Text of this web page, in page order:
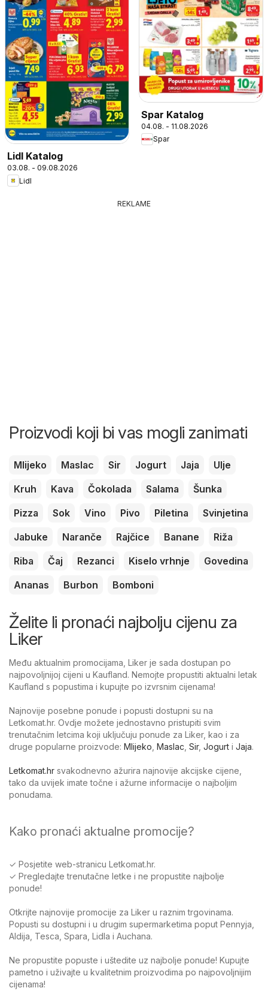
Lidl Katalog
03.08. - 09.08.2026
Lidl
Spar Katalog
04.08. - 11.08.2026
Spar
REKLAME
Proizvodi koji bi vas mogli zanimati
Mlijeko Maslac Sir Jogurt Jaja
Ulje
Kruh
Kava Čokolada Salama
Šunka
Pizza
Sok Vino Pivo Piletina
Svinjetina
Jabuke
Naranče Rajčice Banane
Riža
Riba
Čaj Rezanci Kiselo vrhnje
Govedina
Ananas
Burbon Bomboni
Želite li pronaći najbolju cijenu za
Liker
Među aktualnim promocijama, Liker je sada dostupan po
najpovoljnijoj cijeni u Kaufland. Nemojte propustiti aktualni letak
Kaufland s popustima i kupujte po izvrsnim cijenama!
Najnovije posebne ponude i popusti dostupni su na
Letkomat.hr. Ovdje možete jednostavno pristupiti svim
trenutačnim letcima koji uključuju ponude za Liker, kao i za
druge popularne proizvode: Mlijeko Maslac Sir, Jogurt i Jaja.
Letkomat.hr svakodnevno ažurira najnovije akcijske cijene,
tako da uvijek imate točne i ažurne informacije o najboljim
ponudama.
Kako pronaći aktualne promocije?
✓ Posjetite web-stranicu Letkomat.hr.
✓ Pregledajte trenutačne letke i ne propustite najbolje
ponude!
Otkrijte najnovije promocije za Liker u raznim trgovinama.
Popusti su dostupni i u drugim supermarketima poput Pennyja,
Aldija, Tesca, Spara, Lidla i Auchana.
Ne propustite popuste i uštedite uz najbolje ponude! Kupujte
pametno i uživajte u kvalitetnim proizvodima po najpovoljnijim
cijenama!